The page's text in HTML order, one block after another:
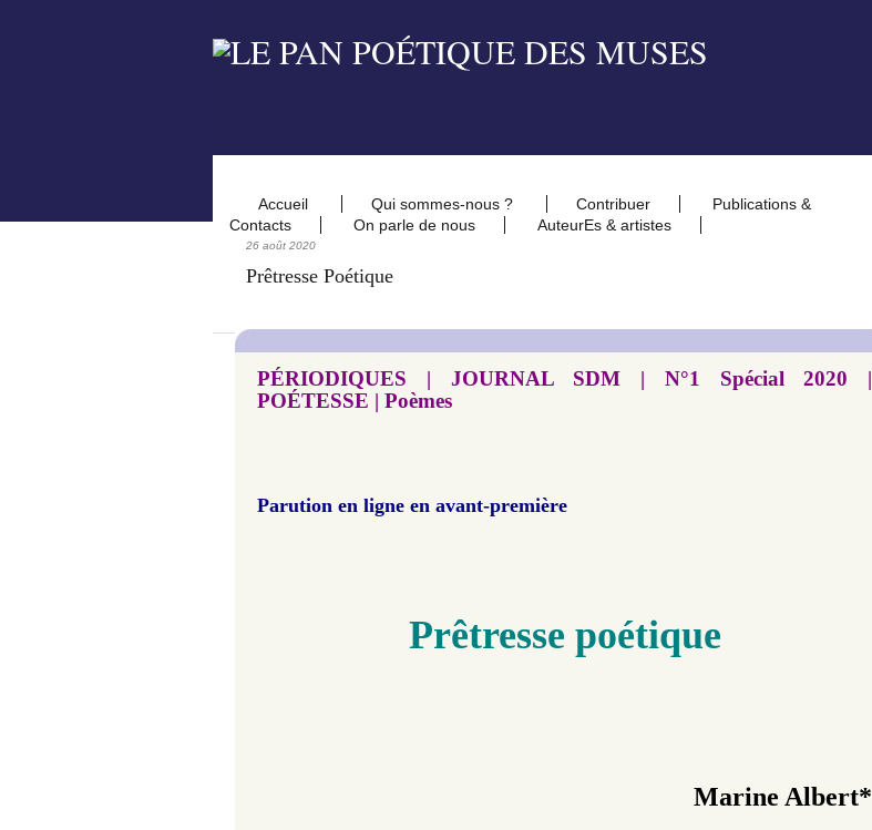
Accueil Qui sommes-nous ? Contribuer
Publications &
Contacts
On parle de nous AuteurEs & artistes
26 août 2020
Prêtresse Poétique
PÉRIODIQUES | JOURNAL SDM | N°1 Spécial 2020 |
POÉTESSE | Poèmes
Parution en ligne en avant-première
Prêtresse poétique
Marine Albert*